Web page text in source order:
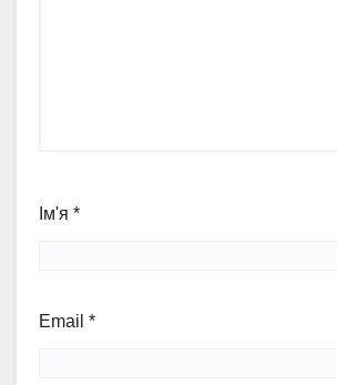
Ім'я *
Email *